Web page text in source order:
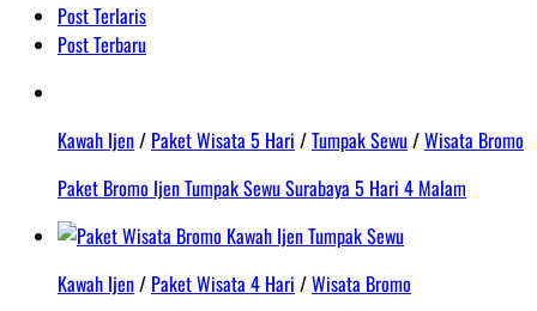
Post Terlaris
Post Terbaru
Kawah Ijen/ Paket Wisata 5 Hari /Tumpak Sewu/Wisata Bromo
Paket Bromo Ijen Tumpak Sewu Surabaya 5 Hari 4 Malam
Kawah Ijen/ Paket Wisata 4 Hari /Wisata Bromo